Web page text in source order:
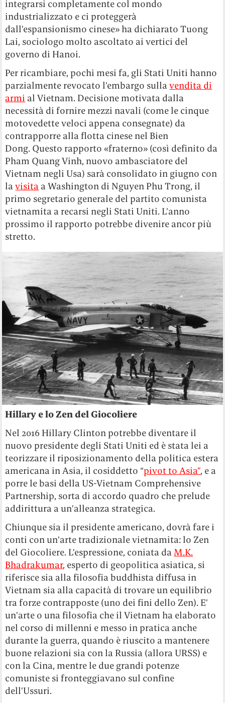
integrarsi completamente col mondo
industrializzato e ci proteggerà
dall’espansionismo cinese» ha dichiarato Tuong
Lai, sociologo molto ascoltato ai vertici del
governo di Hanoi.
Per ricambiare, pochi mesi fa, gli Stati Uniti hanno
parzialmente revocato l’embargo sullavendita di
armi al Vietnam. Decisione motivata dalla
necessità di fornire mezzi navali (come le cinque
motovedette veloci appena consegnate) da
contrapporre alla flotta cinese nel Bien
Dong. Questo rapporto «fraterno» (così definito da
Pham Quang Vinh, nuovo ambasciatore del
Vietnam negli Usa) sarà consolidato in giugno con
lavisita a Washington di Nguyen Phu Trong, il
primo segretario generale del partito comunista
vietnamita a recarsi negli Stati Uniti. L’anno
prossimo il rapporto potrebbe divenire ancor più
stretto.
Hillary e lo Zen del Giocoliere
Nel 2016 Hillary Clinton potrebbe diventare il
nuovo presidente degli Stati Uniti ed è stata lei a
teorizzare il riposizionamento della politica estera
americana in Asia, il cosiddetto “pivot to Asia”, e a
porre le basi della US-Vietnam Comprehensive
Partnership, sorta di accordo quadro che prelude
addirittura a un’alleanza strategica.
Chiunque sia il presidente americano, dovrà fare i
conti con un’arte tradizionale vietnamita: lo Zen
del Giocoliere. L’espressione, coniata daM.K.
Bhadrakumar, esperto di geopolitica asiatica, si
riferisce sia alla filosofia buddhista diffusa in
Vietnam sia alla capacità di trovare un equilibrio
tra forze contrapposte (uno dei fini dello Zen). E’
un’arte o una filosofia che il Vietnam ha elaborato
nel corso di millenni e messo in pratica anche
durante la guerra, quando è riuscito a mantenere
buone relazioni sia con la Russia (allora URSS) e
con la Cina, mentre le due grandi potenze
comuniste si fronteggiavano sul confine
dell’Ussuri.